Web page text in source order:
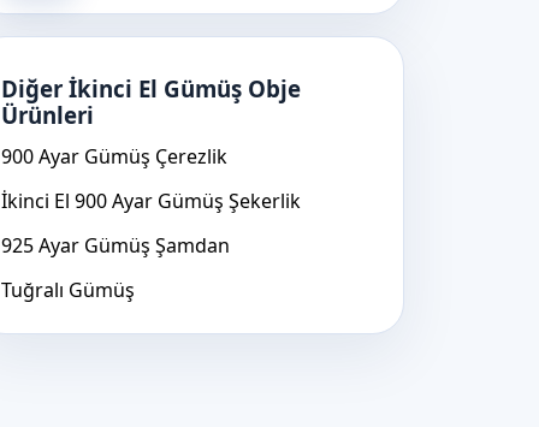
Diğer İkinci El Gümüş Obje
Ürünleri
900 Ayar Gümüş Çerezlik
İkinci El 900 Ayar Gümüş Şekerlik
925 Ayar Gümüş Şamdan
Tuğralı Gümüş